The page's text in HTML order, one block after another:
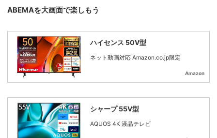
ABEMAを大画面で楽しもう
ハイセンス 50V型
ネット動画対応 Amazon.co.jp限定
Amazon
シャープ 55V型
AQUOS 4K 液晶テレビ